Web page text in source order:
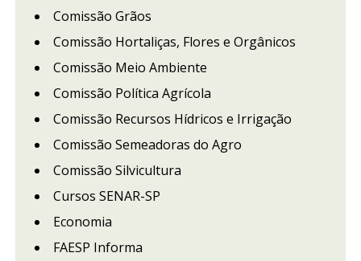
Comissão Grãos
Comissão Hortaliças, Flores e Orgânicos
Comissão Meio Ambiente
Comissão Política Agrícola
Comissão Recursos Hídricos e Irrigação
Comissão Semeadoras do Agro
Comissão Silvicultura
Cursos SENAR-SP
Economia
FAESP Informa